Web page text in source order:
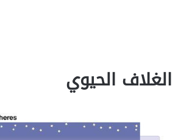
الغلاف الحيوي